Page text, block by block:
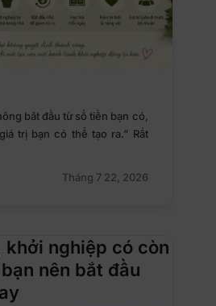
bắt đầu từ số tiền bạn có,
trị bạn có thể tạo ra.” Rất
Tháng 7 22, 2026
khởi nghiệp có còn
nên bắt đầu